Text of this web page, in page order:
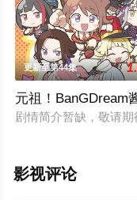
更新至第44集
元祖！BanGDream
剧情简介暂缺，敬请期
影视评论